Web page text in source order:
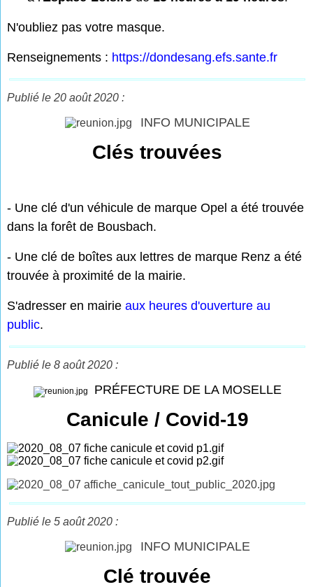
N'oubliez pas votre masque.
Renseignements : https://dondesang.efs.sante.fr
Publié le 20 août 2020 :
INFO MUNICIPALE
Clés trouvées
- Une clé d'un véhicule de marque Opel a été trouvée
dans la forêt de Bousbach.
- Une clé de boîtes aux lettres de marque Renz a été
trouvée à proximité de la mairie.
S'adresser en mairieaux heures d'ouverture au
public.
Publié le 8 août 2020 :
PRÉFECTURE DE LA MOSELLE
Canicule / Covid-19
Publié le 5 août 2020 :
INFO MUNICIPALE
Clé trouvée